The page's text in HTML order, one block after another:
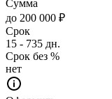
Сумма
до 200 000 ₽
Срок
15 - 735 дн.
Срок без %
нет